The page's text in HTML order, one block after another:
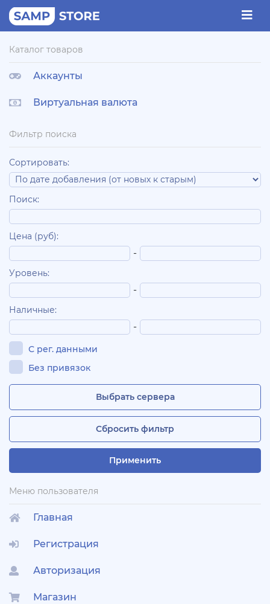
Каталог товаров
Аккаунты
Виртуальная валюта
Фильтр поиска
Сортировать:
Поиск:
Цена (руб):
-
Уровень:
-
Наличные:
-
С рег. данными
Без привязок
Выбрать сервера
Сбросить фильтр
Применить
Меню пользователя
Главная
Регистрация
Авторизация
Магазин